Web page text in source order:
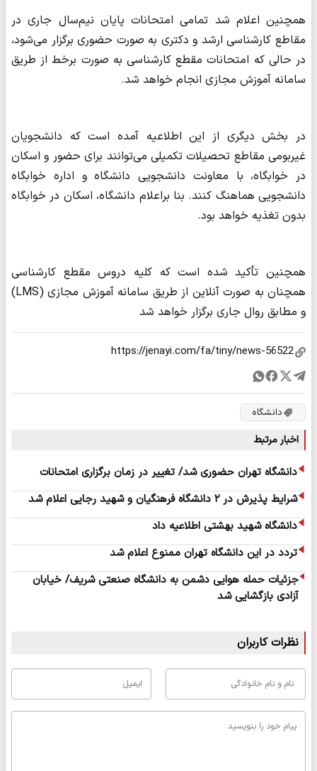
همچنین اعلام شد تمامی امتحانات پایان نیم‌سال جاری در
مقاطع کارشناسی ارشد و دکتری به صورت حضوری برگزار می‌شود،
در حالی که امتحانات مقطع کارشناسی به صورت برخط از طریق
سامانه آموزش مجازی انجام خواهد شد.
در بخش دیگری از این اطلاعیه آمده است که دانشجویان
غیربومی مقاطع تحصیلات تکمیلی می‌توانند برای حضور و اسکان
در خوابگاه، با معاونت دانشجویی دانشگاه و اداره خوابگاه
دانشجویی هماهنگ کنند. بنا براعلام دانشگاه، اسکان در خوابگاه
بدون تغذیه خواهد بود.
همچنین تأکید شده است که کلیه دروس مقطع کارشناسی
همچنان به صورت آنلاین از طریق سامانه آموزش مجازی (LMS)
و مطابق روال جاری برگزار خواهد شد
دانشگاه
اخبار مرتبط
دانشگاه تهران حضوری شد/ تغییر در زمان برگزاری امتحانات
شرایط پذیرش در ۲ دانشگاه فرهنگیان و شهید رجایی اعلام شد
دانشگاه شهید بهشتی اطلاعیه داد
تردد در این دانشگاه تهران ممنوع اعلام شد
جزئیات حمله هوایی دشمن به دانشگاه صنعتی شریف/ خیابان
آزادی بازگشایی شد
نظرات کاربران